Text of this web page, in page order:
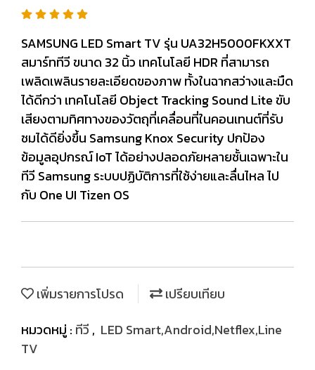
SAMSUNG LED Smart TV รุ่น UA32H5000FKXXT
สมาร์ททีวี ขนาด 32 นิ้ว เทคโนโลยี HDR ที่สามารถ
เพลิดเพลินรายละเอียดของภาพ ทั้งในฉากสว่างและมืด
ได้ดีกว่า เทคโนโลยี Object Tracking Sound Lite ขับ
เสียงตามทิศทางของวัตถุที่เคลื่อนที่ในคอนเทนต์ที่รับ
ชมได้ดียิ่งขึ้น Samsung Knox Security ปกป้อง
ข้อมูลอุปกรณ์ IoT ได้อย่างปลอดภัยหลายชั้นเฉพาะใน
ทีวี Samsung ระบบปฏิบัติการที่ใช้ง่ายและลื่นไหล ไป
กับ One UI Tizen OS
เพิ่มรายการโปรด
เปรียบเทียบ
หมวดหมู่ : ทีวี , LED Smart,Android,Netflex,Line
TV